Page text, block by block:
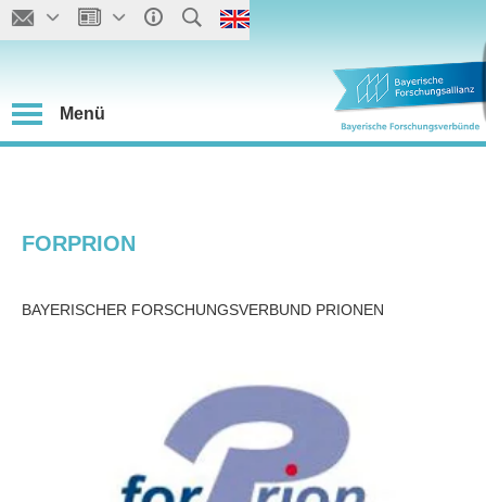
Menü
FORPRION
BAYERISCHER FORSCHUNGSVERBUND PRIONEN